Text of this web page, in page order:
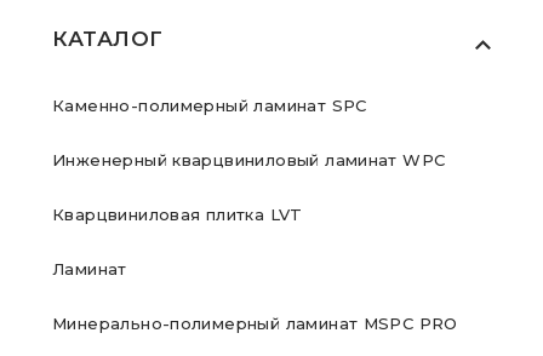
КАТАЛОГ
Каменно-полимерный ламинат SPC
Инженерный кварцвиниловый ламинат WPC
Кварцвиниловая плитка LVT
Ламинат
Минерально-полимерный ламинат MSPC PRO